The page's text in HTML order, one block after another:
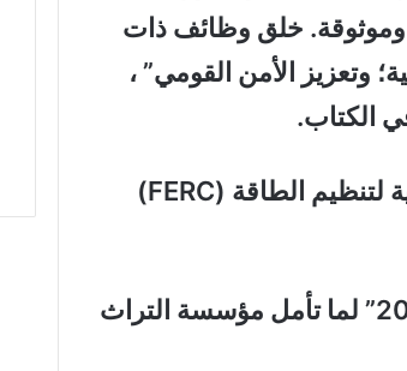
وموثوقة. خلق وظائف ذات
وتعزيز الأمن القومي” ،
الكتاب.
برنارد إل. ماكنامي هو الرئيس السابق للجنة الفيدرالية لتنظيم الطاقة (FERC)
الآن كتب الفصل عن الطاقة في خطة “المشروع 2025” لما تأمل مؤسسة التراث